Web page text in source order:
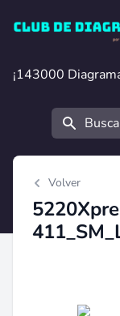
Club de
¡143000
¡143000
Buscar
Volver